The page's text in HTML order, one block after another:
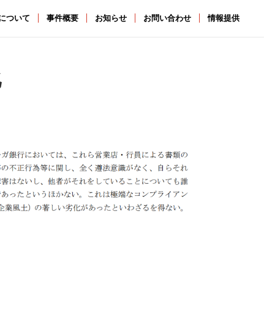
ついて 事件概要 お知らせ お問い合わせ 情報提供